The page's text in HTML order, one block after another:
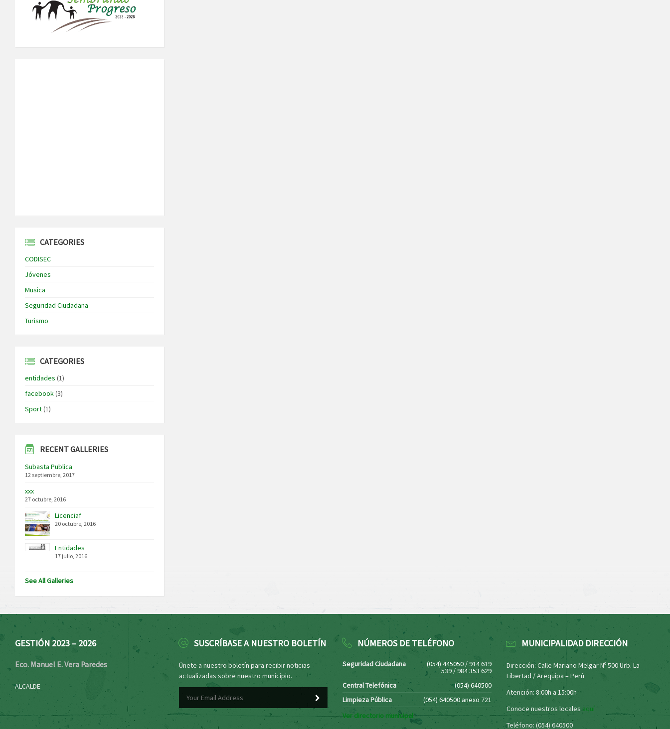
CATEGORIES
CODISEC
Jóvenes
Musica
Seguridad Ciudadana
Turismo
CATEGORIES
entidades (1)
facebook(3)
Sport(1)
RECENT GALLERIES
Subasta Publica
12 septiembre, 2017
xxx
27 octubre, 2016
Licenciaf
20 octubre, 2016
Entidades
17 julio, 2016
See All Galleries
GESTIÓN 2023 – 2026
Eco. Manuel E. Vera Paredes
ALCALDE
SUSCRÍBASE A NUESTRO BOLETÍN
Únete a nuestro boletín para recibir noticias
actualizadas sobre nuestro municipio.
NÚMEROS DE TELÉFONO
Seguridad Ciudadana (054) 445050 / 914 619
539 / 984 353 629
Central Telefónica
(054) 640500
Limpieza Pública
(054) 640500 anexo 721
Ver directorio municipal
MUNICIPALIDAD DIRECCIÓN
Dirección: Calle Mariano Melgar Nº 500 Urb. La
Libertad / Arequipa – Perú
Atención: 8:00h a 15:00h
Conoce nuestros locales aquí
Teléfono: (054) 640500